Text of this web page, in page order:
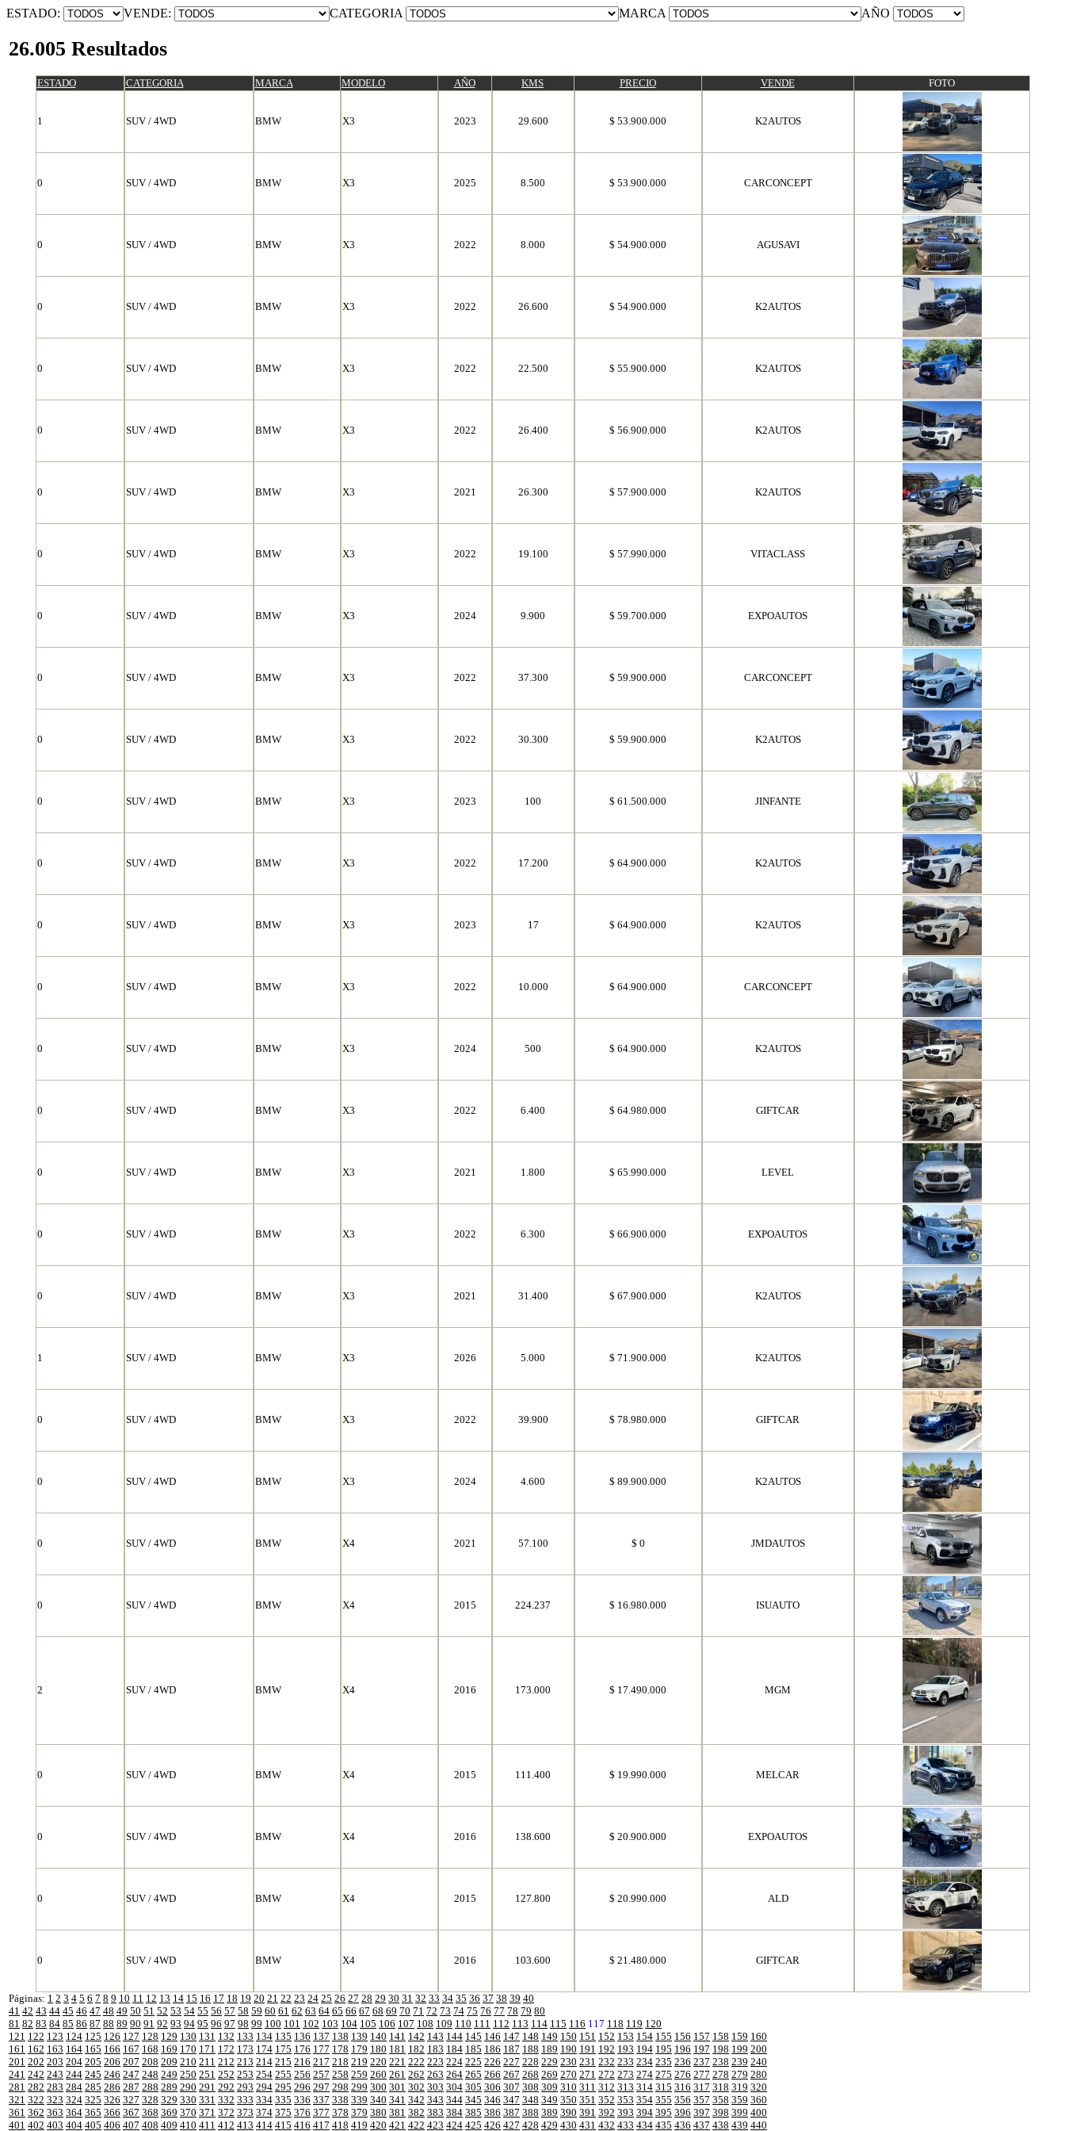
ESTADO: VENDE: CATEGORIA MARCA AÑO
26.005 Resultados
ESTADO CATEGORIA MARCA MODELO AÑO KMS PRECIO VENDE FOTO
1 SUV / 4WD BMW X3 2023 29.600 $ 53.900.000 K2AUTOS
0 SUV / 4WD BMW X3 2025 8.500 $ 53.900.000 CARCONCEPT
0 SUV / 4WD BMW X3 2022 8.000 $ 54.900.000 AGUSAVI
0 SUV / 4WD BMW X3 2022 26.600 $ 54.900.000 K2AUTOS
0 SUV / 4WD BMW X3 2022 22.500 $ 55.900.000 K2AUTOS
0 SUV / 4WD BMW X3 2022 26.400 $ 56.900.000 K2AUTOS
0 SUV / 4WD BMW X3 2021 26.300 $ 57.900.000 K2AUTOS
0 SUV / 4WD BMW X3 2022 19.100 $ 57.990.000 VITACLASS
0 SUV / 4WD BMW X3 2024 9.900 $ 59.700.000 EXPOAUTOS
0 SUV / 4WD BMW X3 2022 37.300 $ 59.900.000 CARCONCEPT
0 SUV / 4WD BMW X3 2022 30.300 $ 59.900.000 K2AUTOS
0 SUV / 4WD BMW X3 2023 100 $ 61.500.000 JINFANTE
0 SUV / 4WD BMW X3 2022 17.200 $ 64.900.000 K2AUTOS
0 SUV / 4WD BMW X3 2023 17 $ 64.900.000 K2AUTOS
0 SUV / 4WD BMW X3 2022 10.000 $ 64.900.000 CARCONCEPT
0 SUV / 4WD BMW X3 2024 500 $ 64.900.000 K2AUTOS
0 SUV / 4WD BMW X3 2022 6.400 $ 64.980.000 GIFTCAR
0 SUV / 4WD BMW X3 2021 1.800 $ 65.990.000 LEVEL
0 SUV / 4WD BMW X3 2022 6.300 $ 66.900.000 EXPOAUTOS
0 SUV / 4WD BMW X3 2021 31.400 $ 67.900.000 K2AUTOS
1 SUV / 4WD BMW X3 2026 5.000 $ 71.900.000 K2AUTOS
0 SUV / 4WD BMW X3 2022 39.900 $ 78.980.000 GIFTCAR
0 SUV / 4WD BMW X3 2024 4.600 $ 89.900.000 K2AUTOS
0 SUV / 4WD BMW X4 2021 57.100 $ 0 JMDAUTOS
0 SUV / 4WD BMW X4 2015 224.237 $ 16.980.000 ISUAUTO
2 SUV / 4WD BMW X4 2016 173.000 $ 17.490.000 MGM
0 SUV / 4WD BMW X4 2015 111.400 $ 19.990.000 MELCAR
0 SUV / 4WD BMW X4 2016 138.600 $ 20.900.000 EXPOAUTOS
0 SUV / 4WD BMW X4 2015 127.800 $ 20.990.000 ALD
0 SUV / 4WD BMW X4 2016 103.600 $ 21.480.000 GIFTCAR
Páginas: 1 2 3 4 5 6 7 8 9 10 11 12 13 14 15 16 17 18 19 20 21 22 23 24 25 26 27 28 29 30 31 32 33 34 35 36 37 38 39 40
41 42 43 44 45 46 47 48 49 50 51 52 53 54 55 56 57 58 59 60 61 62 63 64 65 66 67 68 69 70 71 72 73 74 75 76 77 78 79 80
81 82 83 84 85 86 87 88 89 90 91 92 93 94 95 96 97 98 99 100 101 102 103 104 105 106 107 108 109 110 111 112 113 114 115 116 117 118 119 120
121 122 123 124 125 126 127 128 129 130 131 132 133 134 135 136 137 138 139 140 141 142 143 144 145 146 147 148 149 150 151 152 153 154 155 156 157 158 159 160
161 162 163 164 165 166 167 168 169 170 171 172 173 174 175 176 177 178 179 180 181 182 183 184 185 186 187 188 189 190 191 192 193 194 195 196 197 198 199 200
201 202 203 204 205 206 207 208 209 210 211 212 213 214 215 216 217 218 219 220 221 222 223 224 225 226 227 228 229 230 231 232 233 234 235 236 237 238 239 240
241 242 243 244 245 246 247 248 249 250 251 252 253 254 255 256 257 258 259 260 261 262 263 264 265 266 267 268 269 270 271 272 273 274 275 276 277 278 279 280
281 282 283 284 285 286 287 288 289 290 291 292 293 294 295 296 297 298 299 300 301 302 303 304 305 306 307 308 309 310 311 312 313 314 315 316 317 318 319 320
321 322 323 324 325 326 327 328 329 330 331 332 333 334 335 336 337 338 339 340 341 342 343 344 345 346 347 348 349 350 351 352 353 354 355 356 357 358 359 360
361 362 363 364 365 366 367 368 369 370 371 372 373 374 375 376 377 378 379 380 381 382 383 384 385 386 387 388 389 390 391 392 393 394 395 396 397 398 399 400
401 402 403 404 405 406 407 408 409 410 411 412 413 414 415 416 417 418 419 420 421 422 423 424 425 426 427 428 429 430 431 432 433 434 435 436 437 438 439 440